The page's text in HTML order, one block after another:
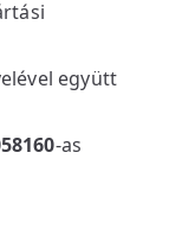
együtt
-as